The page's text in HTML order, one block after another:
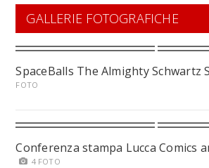
GALLERIE FOTOGRAFICHE
SpaceBalls The Almighty Schwartz
FOTO
Conferenza stampa Lucca Comics
4 FOTO